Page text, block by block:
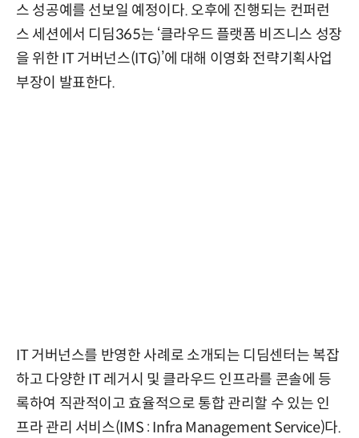
스 성공예를 선보일 예정이다. 오후에 진행되는 컨퍼런
스 세션에서 디딤365는 ‘클라우드 플랫폼 비즈니스 성장
을 위한 IT 거버넌스(ITG)’에 대해 이영화 전략기획사업
부장이 발표한다.
IT 거버넌스를 반영한 사례로 소개되는 디딤센터는 복잡
하고 다양한 IT 레거시 및 클라우드 인프라를 콘솔에 등
록하여 직관적이고 효율적으로 통합 관리할 수 있는 인
프라 관리 서비스(IMS : Infra Management Service)다.